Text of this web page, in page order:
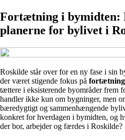
Fortætning i bymidten:
planerne for bylivet i
Roskilde står over for en ny fase i sin
der været stigende fokus på fortætning
tættere i eksisterende byområder frem
handler ikke kun om bygninger, men
bæredygtigt og sammenhængende
konkret for hverdagen i bymidten, og
der bor, arbejder og færdes i Roskilde?